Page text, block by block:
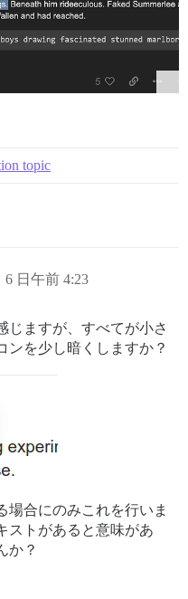
topic
6 日午前 4:23
じますが、すべてが小さ
ンを少し暗くしますか？
場合にのみこれを行いま
ストがあると意味があ
か？